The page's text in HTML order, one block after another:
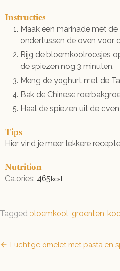
Instructies
Maak een marinade met
ondertussen de oven voor
Rijg de bloemkoolroosjes
de spiezen nog 3 minuten.
Meng de yoghurt met de
Bak de Chinese
Haal de spiezen uit de
Tips
Hier vind je meer lekkere
Nutrition
Calories: 465kcal
Tagged bloemkool, groenten,
Bericht
Luchtige omelet met pasta en